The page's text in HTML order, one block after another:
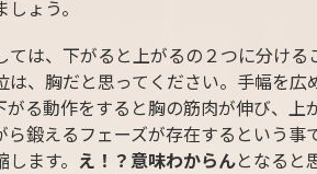
ょう。
ては、下がると上がるの２つに分ける
は、胸だと思ってください。手幅を広
がる動作をすると胸の筋肉が伸び、上
ら鍛えるフェーズが存在するという事
ます。 え！？意味わからんとなると